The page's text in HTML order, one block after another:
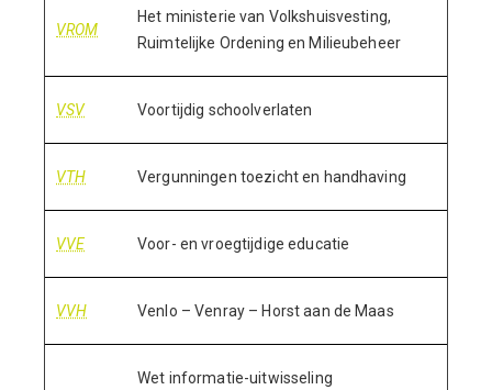
VROM
Het ministerie van Volkshuisvesting,
Ruimtelijke Ordening en Milieubeheer
VSV Voortijdig schoolverlaten
VTH Vergunningen toezicht en handhaving
VVE Voor- en vroegtijdige educatie
VVH Venlo – Venray – Horst aan de Maas
Wet informatie-uitwisseling